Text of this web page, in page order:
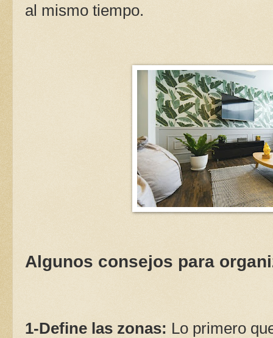
al mismo tiempo.
Algunos consejos para
1-Define las zonas: Lo primero